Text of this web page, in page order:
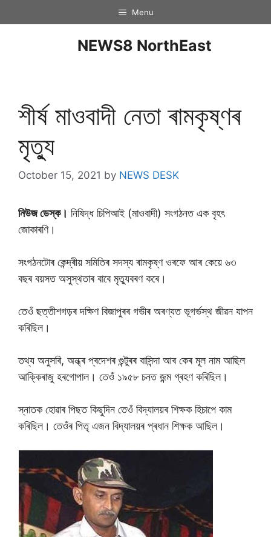
Menu
NEWS8 NorthEast
শীৰ্ষ মাওবাদী নেতা ৰামকৃষ্ণৰ
মৃত্যু
October 15, 2021 by NEWS DESK
নিউজ ডেস্ক। নিষিদ্ধ চিপিআই (মাওবাদী) সংগঠনত এক বৃহৎ
জোকাৰণি।
সংগঠনটোৰ কেন্দ্ৰীয় সমিতিৰ সদস্য ৰামকৃষ্ণ ওৰফে আৰ কেয়ে ৬৩
বছৰ বয়সত অসুস্থতাৰ বাবে মৃত্যুবৰণ কৰে।
তেওঁ ছত্তীশগড়ৰ দক্ষিণ বিজাপুৰৰ গভীৰ অৰণ্যত ভূগৰ্ভস্থ জীৱন যাপন
কৰিছিল।
তথ্য অনুসৰি, অন্ধ্ৰ প্ৰদেশৰ গুন্টুৰৰ বাসিন্দা আৰ কেৰ মূল নাম আছিল
আক্কিৰাজু হৰগোপাল। তেওঁ ১৯৫৮ চনত জন্ম গ্ৰহণ কৰিছিল।
স্নাতক হোৱাৰ পিছত কিছুদিন তেওঁ বিদ্যালয়ৰ শিক্ষক হিচাপে কাম
কৰিছিল। তেওঁৰ পিতৃ এজন বিদ্যালয়ৰ প্ৰধান শিক্ষক আছিল।